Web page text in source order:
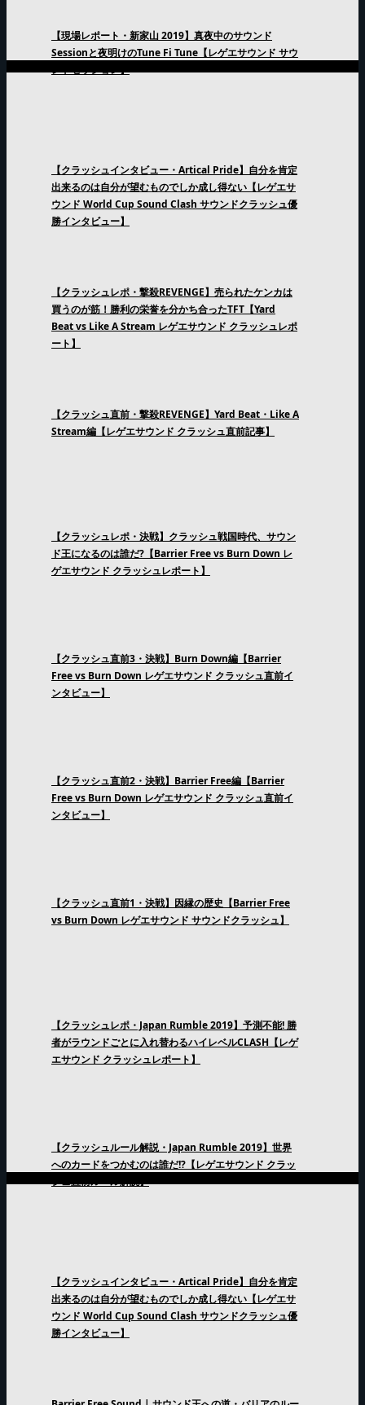
【現場レポート・新家山 2019】真夜中のサウンド
Sessionと夜明けのTune Fi Tune【レゲエサウンド サウ
ンドセッション】
【クラッシュインタビュー・Artical Pride】自分を肯定
出来るのは自分が望むものでしか成し得ない【レゲエサ
ウンド World Cup Sound Clash サウンドクラッシュ優
勝インタビュー】
【クラッシュレポ・撃殺REVENGE】売られたケンカは
買うのが筋！勝利の栄誉を分かち合ったTFT【Yard
Beat vs Like A Stream レゲエサウンド クラッシュレポ
ート】
【クラッシュ直前・撃殺REVENGE】Yard Beat・Like A
Stream編【レゲエサウンド クラッシュ直前記事】
【クラッシュレポ・決戦】クラッシュ戦国時代、サウン
ド王になるのは誰だ?【Barrier Free vs Burn Down レ
ゲエサウンド クラッシュレポート】
【クラッシュ直前3・決戦】Burn Down編【Barrier
Free vs Burn Down レゲエサウンド クラッシュ直前イ
ンタビュー】
【クラッシュ直前2・決戦】Barrier Free編【Barrier
Free vs Burn Down レゲエサウンド クラッシュ直前イ
ンタビュー】
【クラッシュ直前1・決戦】因縁の歴史【Barrier Free
vs Burn Down レゲエサウンド サウンドクラッシュ】
【クラッシュレポ・Japan Rumble 2019】予測不能! 勝
者がラウンドごとに入れ替わるハイレベルCLASH【レゲ
エサウンド クラッシュレポート】
【クラッシュルール解説・Japan Rumble 2019】世界
へのカードをつかむのは誰だ!?【レゲエサウンド クラッ
シュ直前ルール解説】
【クラッシュインタビュー・Artical Pride】自分を肯定
出来るのは自分が望むものでしか成し得ない【レゲエサ
ウンド World Cup Sound Clash サウンドクラッシュ優
勝インタビュー】